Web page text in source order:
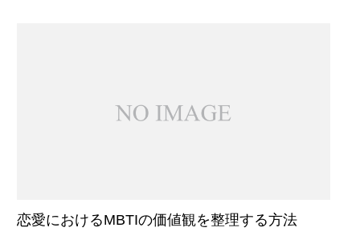
恋愛におけるMBTIの価値観を整理する方法